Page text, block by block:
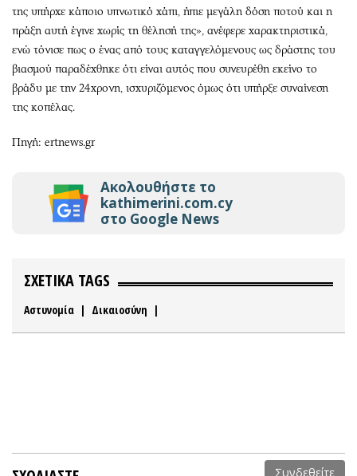
της υπήρχε κάποιο υπνωτικό χάπι, ήπιε μεγάλη δόση ποτού και η
πράξη αυτή έγινε χωρίς τη θέλησή της», ανέφερε χαρακτηριστικά,
ενώ τόνισε πως ο ένας από τους καταγγελόμενους ως δράστης του
βιασμού παραδέχθηκε ότι είναι αυτός που συνευρέθη εκείνο το
βράδυ με την 24χρονη, ισχυριζόμενος όμως ότι υπήρξε συναίνεση
της κοπέλας.
Πηγή: ertnews.gr
Ακολουθήστε το
kathimerini.com.cy
στο Google News
ΣΧΕΤΙΚΑ TAGS
Αστυνομία | Δικαιοσύνη |
Συνδεθείτε